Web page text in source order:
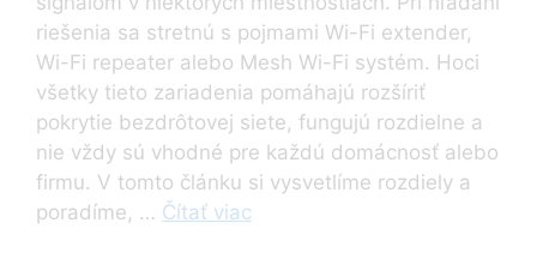
riešenia sa stretnú s pojmami Wi-Fi extender,
Wi-Fi repeater alebo Mesh Wi-Fi systém. Hoci
všetky tieto zariadenia pomáhajú rozšíriť
pokrytie bezdrôtovej siete, fungujú rozdielne a
nie vždy sú vhodné pre každú domácnosť alebo
firmu. V tomto článku si vysvetlíme rozdiely a
poradíme, … Čítať viac